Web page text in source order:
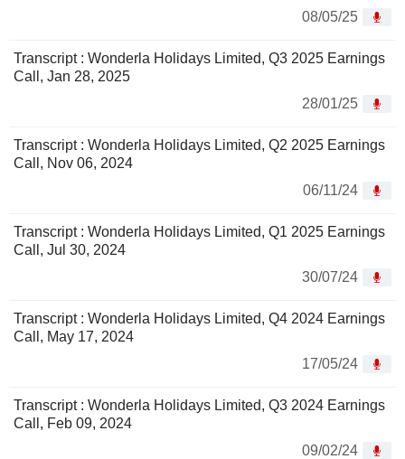
08/05/25
Transcript : Wonderla Holidays Limited, Q3 2025 Earnings
Call, Jan 28, 2025
28/01/25
Transcript : Wonderla Holidays Limited, Q2 2025 Earnings
Call, Nov 06, 2024
06/11/24
Transcript : Wonderla Holidays Limited, Q1 2025 Earnings
Call, Jul 30, 2024
30/07/24
Transcript : Wonderla Holidays Limited, Q4 2024 Earnings
Call, May 17, 2024
17/05/24
Transcript : Wonderla Holidays Limited, Q3 2024 Earnings
Call, Feb 09, 2024
09/02/24